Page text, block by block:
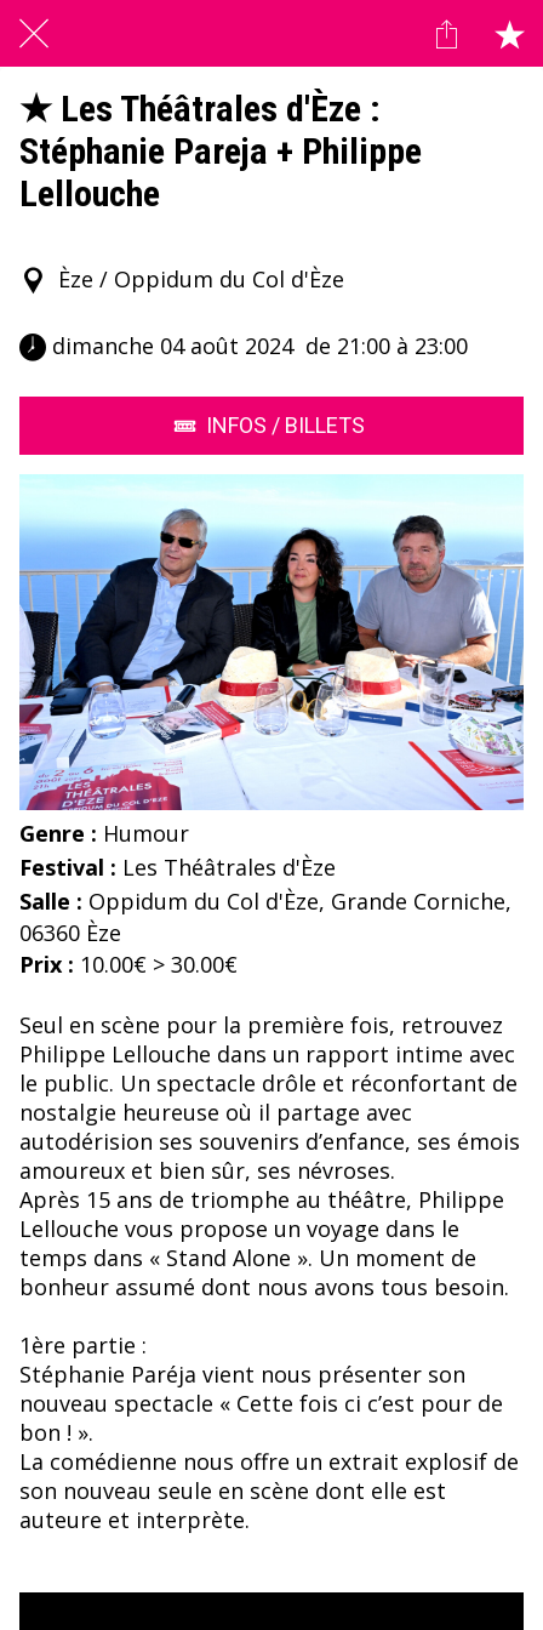
★ Les Théâtrales d'Èze :
Stéphanie Pareja + Philippe
Lellouche
Èze / Oppidum du Col d'Èze
dimanche 04 août 2024  de 21:00 à 23:00
INFOS / BILLETS
Genre : Humour
Festival : Les Théâtrales d'Èze
Salle : Oppidum du Col d'Èze, Grande Corniche,
06360 Èze
Prix : 10.00€ > 30.00€
Seul en scène pour la première fois, retrouvez
Philippe Lellouche dans un rapport intime avec
le public. Un spectacle drôle et réconfortant de
nostalgie heureuse où il partage avec
autodérision ses souvenirs d’enfance, ses émois
amoureux et bien sûr, ses névroses.
Après 15 ans de triomphe au théâtre, Philippe
Lellouche vous propose un voyage dans le
temps dans « Stand Alone ». Un moment de
bonheur assumé dont nous avons tous besoin.
1ère partie :
Stéphanie Paréja vient nous présenter son
nouveau spectacle « Cette fois ci c’est pour de
bon ! ».
La comédienne nous offre un extrait explosif de
son nouveau seule en scène dont elle est
auteure et interprète.